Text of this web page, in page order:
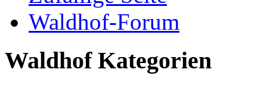
Waldhof-Forum
Waldhof Kategorien